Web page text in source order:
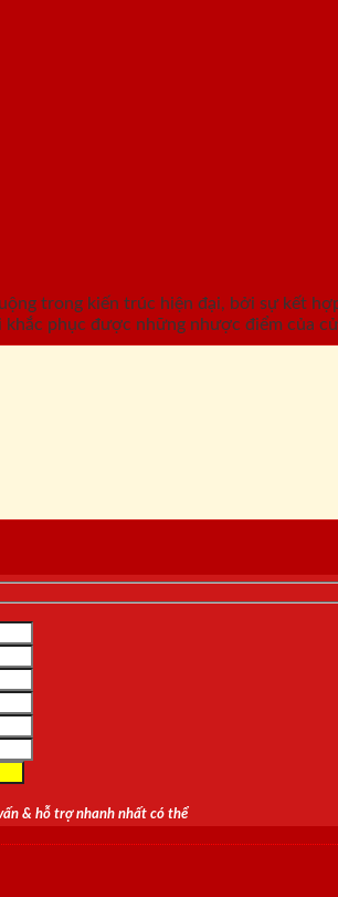
trong kiến trúc hiện đại, bởi sự kết
khắc phục được những nhược điểm của
& hỗ trợ nhanh nhất có thể